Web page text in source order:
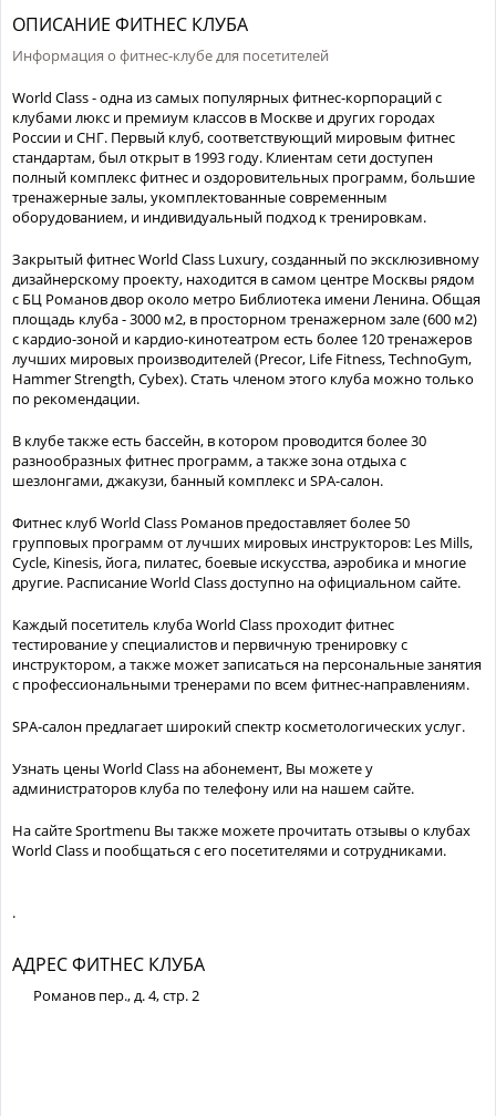
ОПИСАНИЕ ФИТНЕС КЛУБА
Информация о фитнес-клубе для посетителей
World Class - одна из самых популярных фитнес-корпораций с
клубами люкс и премиум классов в Москве и других городах
России и СНГ. Первый клуб, соответствующий мировым фитнес
стандартам, был открыт в 1993 году. Клиентам сети доступен
полный комплекс фитнес и оздоровительных программ, большие
тренажерные залы, укомплектованные современным
оборудованием, и индивидуальный подход к тренировкам.
Закрытый фитнес World Class Luxury, созданный по эксклюзивному
дизайнерскому проекту, находится в самом центре Москвы рядом
с БЦ Романов двор около метро Библиотека имени Ленина. Общая
площадь клуба - 3000 м2, в просторном тренажерном зале (600 м2)
с кардио-зоной и кардио-кинотеатром есть более 120 тренажеров
лучших мировых производителей (Precor, Life Fitness, TechnoGym,
Hammer Strength, Cybex). Стать членом этого клуба можно только
по рекомендации.
В клубе также есть бассейн, в котором проводится более 30
разнообразных фитнес программ, а также зона отдыха с
шезлонгами, джакузи, банный комплекс и SPA-салон.
Фитнес клуб World Class Романов предоставляет более 50
групповых программ от лучших мировых инструкторов: Les Mills,
Cycle, Kinesis, йога, пилатес, боевые искусства, аэробика и многие
другие. Расписание World Class доступно на официальном сайте.
Каждый посетитель клуба World Class проходит фитнес
тестирование у специалистов и первичную тренировку с
инструктором, а также может записаться на персональные занятия
с профессиональными тренерами по всем фитнес-направлениям.
SPA-салон предлагает широкий спектр косметологических услуг.
Узнать цены World Class на абонемент, Вы можете у
администраторов клуба по телефону или на нашем сайте.
На сайте Sportmenu Вы также можете прочитать отзывы о клубах
World Class и пообщаться с его посетителями и сотрудниками.
.
АДРЕС ФИТНЕС КЛУБА
Романов пер., д. 4, стр. 2